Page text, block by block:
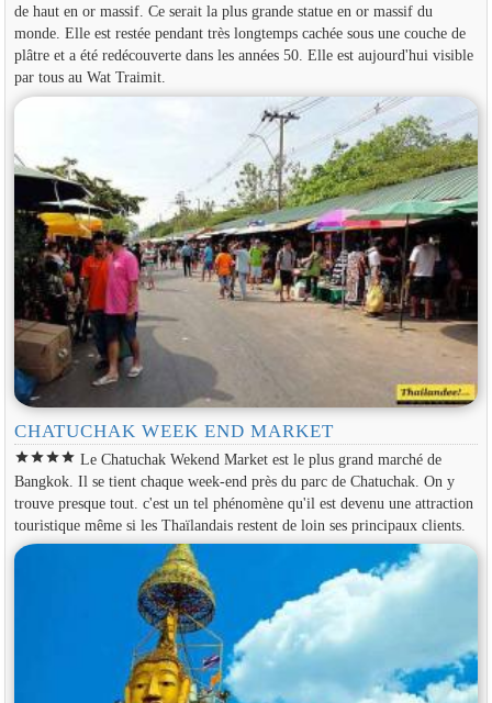
de haut en or massif. Ce serait la plus grande statue en or massif du
monde. Elle est restée pendant très longtemps cachée sous une couche de
plâtre et a été redécouverte dans les années 50. Elle est aujourd'hui visible
par tous au Wat Traimit.
CHATUCHAK WEEK END MARKET
starstarstarstar Le Chatuchak Wekend Market est le plus grand marché de
Bangkok. Il se tient chaque week-end près du parc de Chatuchak. On y
trouve presque tout. c'est un tel phénomène qu'il est devenu une attraction
touristique même si les Thaïlandais restent de loin ses principaux clients.